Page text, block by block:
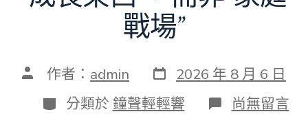
戰場”
文 作者： admin 發
表
日
期
2026 年 8 月 6 日
分
類
分類於 鐘聲輕輕響 在
〈若
尚無留言